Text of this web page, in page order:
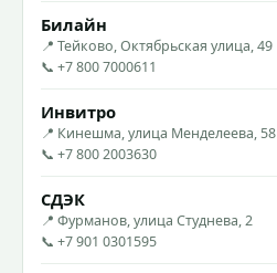
Билайн
📍 Тейково, Октябрьская улица, 49
📞 +7 800 7000611
Инвитро
📍 Кинешма, улица Менделеева, 58
📞 +7 800 2003630
СДЭК
📍 Фурманов, улица Студнева, 2
📞 +7 901 0301595